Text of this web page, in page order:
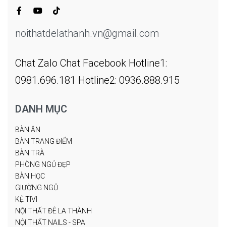
noithatdelathanh.vn@gmail.com
Chat Zalo Chat Facebook Hotline1:
0981.696.181 Hotline2: 0936.888.915
DANH MỤC
BÀN ĂN
BÀN TRANG ĐIỂM
BÀN TRÀ
PHÒNG NGỦ ĐẸP
BÀN HỌC
GIƯỜNG NGỦ
KỆ TIVI
NỘI THẤT ĐÊ LA THÀNH
NỘI THẤT NAILS - SPA